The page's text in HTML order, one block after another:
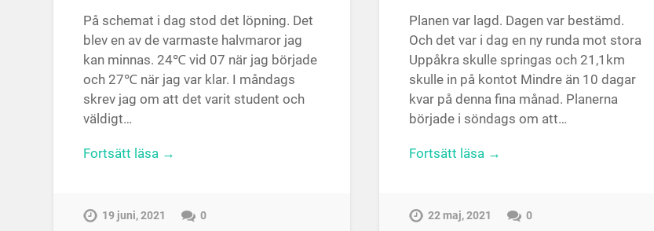
På schemat i dag stod det löpning. Det
blev en av de varmaste halvmaror jag
kan minnas. 24℃ vid 07 när jag började
och 27℃ när jag var klar. I måndags
skrev jag om att det varit student och
väldigt…
Fortsätt läsa →
19 juni, 2021 0
Planen var lagd. Dagen var bestämd.
Och det var i dag en ny runda mot stora
Uppåkra skulle springas och 21,1km
skulle in på kontot Mindre än 10 dagar
kvar på denna fina månad. Planerna
började i söndags om att…
Fortsätt läsa →
22 maj, 2021 0